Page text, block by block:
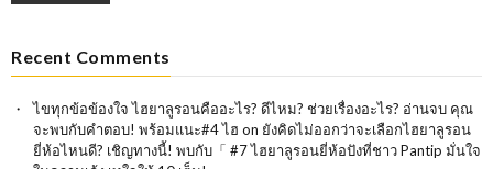
Recent Comments
ไขทุกข้อข้องใจ ไฮยาลูรอนคืออะไร? ดีไหม? ช่วยเรื่องอะไร? อ่านจบ คุณ
จะพบกับคำตอบ! พร้อมแนะ#4 ไฮ on ยังคิดไม่ออกว่าจะเลือกไฮยาลูรอน
ยี่ห้อไหนดี? เชิญทางนี้! พบกับ「 #7 ไฮยาลูรอนยี่ห้อปังที่ชาว Pantip มั่นใจ